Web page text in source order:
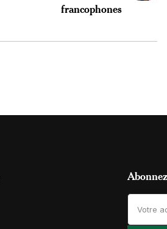
francophones